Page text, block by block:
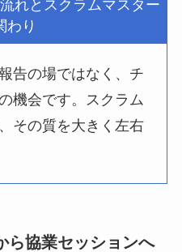
れとスクラムマスター
わり
告の場ではなく、チ
機会です。スクラム
その質を大きく左右
協業セッションへ